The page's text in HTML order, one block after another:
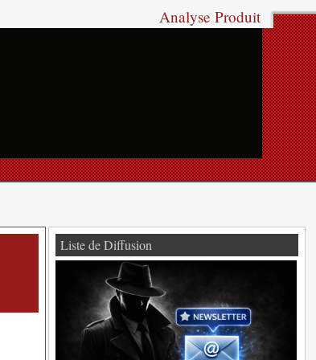
Analyse Produit
Liste de Diffusion